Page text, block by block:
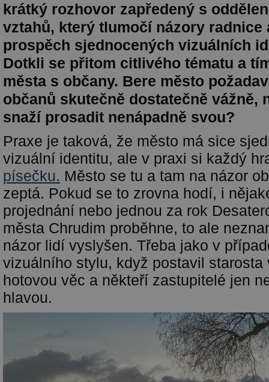
krátký rozhovor zapředený s
vztahů, který tlumočí názory radnice
prospěch sjednocených vizuálních
Dotkli se přitom citlivého tématu a
města s občany. Bere město
občanů skutečně dostatečně vážně,
snaží prosadit nenápadně svou?
Praxe je taková, že město má sice
vizuální identitu, ale v praxi si každý
písečku. Město se tu a tam na názor
zeptá. Pokud se to zrovna hodí, i
projednání nebo jednou za rok
města Chrudim proběhne, to ale
názor lidí vyslyšen. Třeba jako v
vizuálního stylu, když postavil starosta
hotovou věc a někteří zastupitelé jen
hlavou.